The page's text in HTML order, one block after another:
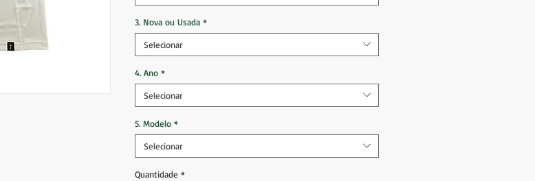
3. Nova ou Usada *
Selecionar
4. Ano *
Selecionar
5. Modelo *
Selecionar
Quantidade *